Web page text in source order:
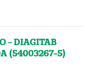
- DIAGITAB
(54003267-5)